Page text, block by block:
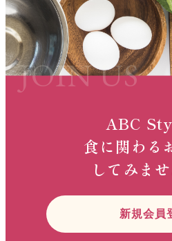
ABC
食に関わる
してみま
新規会員